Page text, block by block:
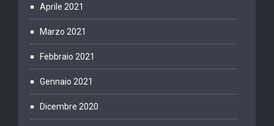
Aprile 2021
Marzo 2021
Febbraio 2021
Gennaio 2021
Dicembre 2020